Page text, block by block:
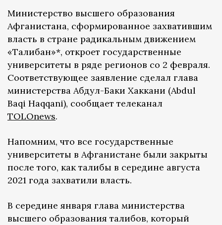
Министерство высшего образования
Афганистана, сформированное захватившим
власть в стране радикальным движением
«Талибан»*, откроет государственные
университеты в ряде регионов со 2 февраля.
Соответствующее заявление сделал глава
министерства Абдул-Баки Хаккани (Abdul
Baqi Haqqani), сообщает телеканал
TOLOnews.
Напомним, что все государственные
университеты в Афганистане были закрыты
после того, как талибы в середине августа
2021 года захватили власть.
В середине января глава министерства
высшего образования талибов, который